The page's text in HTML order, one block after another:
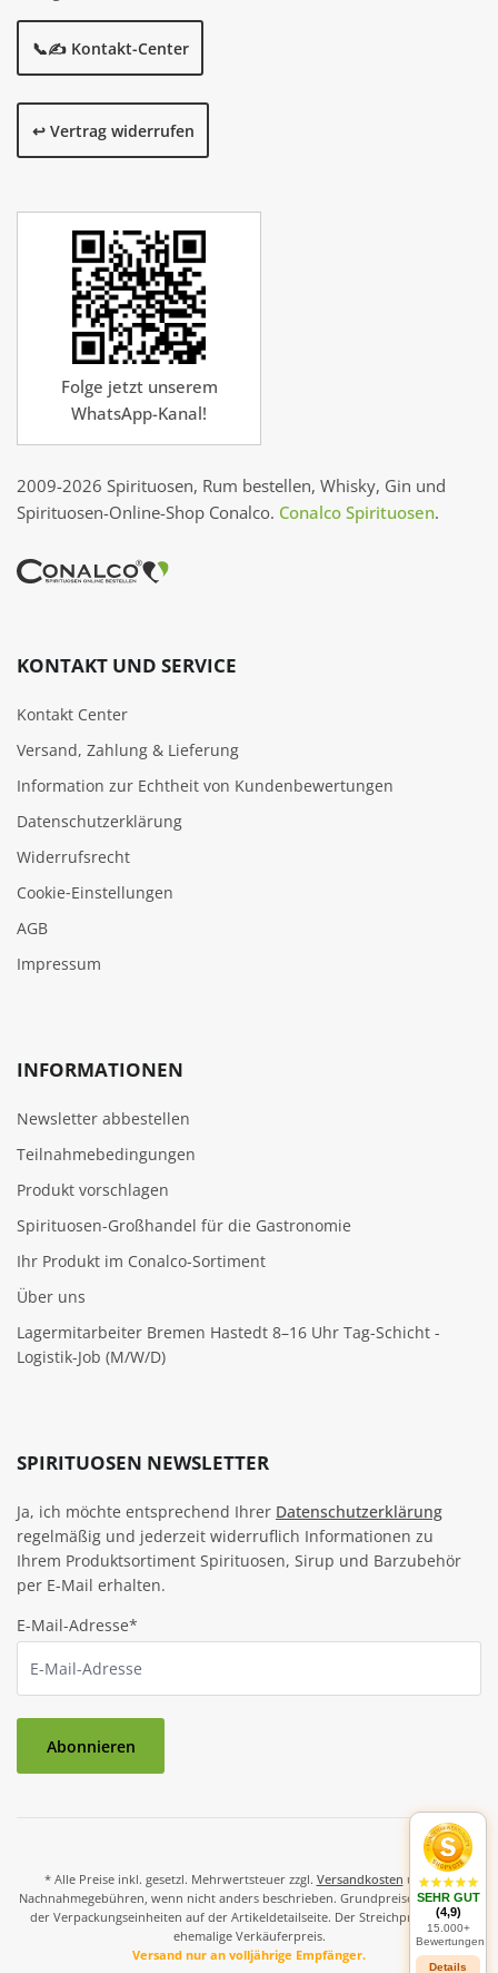
📞✍️ Kontakt-Center
↩️ Vertrag widerrufen
Folge jetzt unserem
WhatsApp-Kanal!
2009-2026 Spirituosen, Rum bestellen, Whisky, Gin und
Spirituosen-Online-Shop Conalco. Conalco Spirituosen.
KONTAKT UND SERVICE
Kontakt Center
Versand, Zahlung & Lieferung
Information zur Echtheit von Kundenbewertungen
Datenschutzerklärung
Widerrufsrecht
Cookie‑Einstellungen
AGB
Impressum
INFORMATIONEN
Newsletter abbestellen
Teilnahmebedingungen
Produkt vorschlagen
Spirituosen-Großhandel für die Gastronomie
Ihr Produkt im Conalco-Sortiment
Über uns
Lagermitarbeiter Bremen Hastedt 8–16 Uhr Tag-Schicht -
Logistik-Job (M/W/D)
SPIRITUOSEN NEWSLETTER
Ja, ich möchte entsprechend Ihrer Datenschutzerklärung
regelmäßig und jederzeit widerruflich Informationen zu
Ihrem Produktsortiment Spirituosen, Sirup und Barzubehör
per E-Mail erhalten.
E-Mail-Adresse*
Abonnieren
* Alle Preise inkl. gesetzl. Mehrwertsteuer zzgl. Versandkosten und ggf.
Nachnahmegebühren, wenn nicht anders beschrieben. Grundpreise und Preise
der Verpackungseinheiten auf der Artikeldetailseite. Der Streichpreis ist der
ehemalige Verkäuferpreis.
Versand nur an volljährige Empfänger.
SEHR GUT
(4,9)
15.000+
Bewertungen
Details